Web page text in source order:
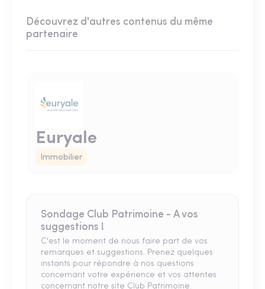
Découvrez d'autres contenus du même
partenaire
Euryale
Immobilier
Sondage Club Patrimoine - A vos
suggestions !
C'est le moment de nous faire part de vos
remarques et suggestions. Prenez quelques
instants pour répondre à nos questions
concernant votre expérience et vos attentes
concernant notre site Club Patrimoine.